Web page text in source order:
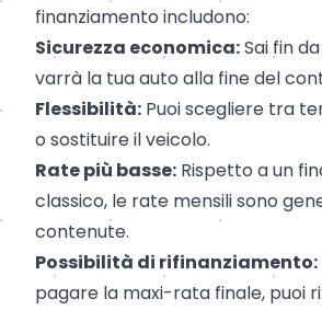
finanziamento includono:
Sicurezza economica:Sai fin
varrà la tua auto alla fine del
Flessibilità: Puoi scegliere tra
o sostituire il veicolo.
Rate più basse: Rispetto a un
classico, le rate mensili sono
contenute.
Possibilità di rifinanziamento:
pagare la maxi-rata finale, puoi